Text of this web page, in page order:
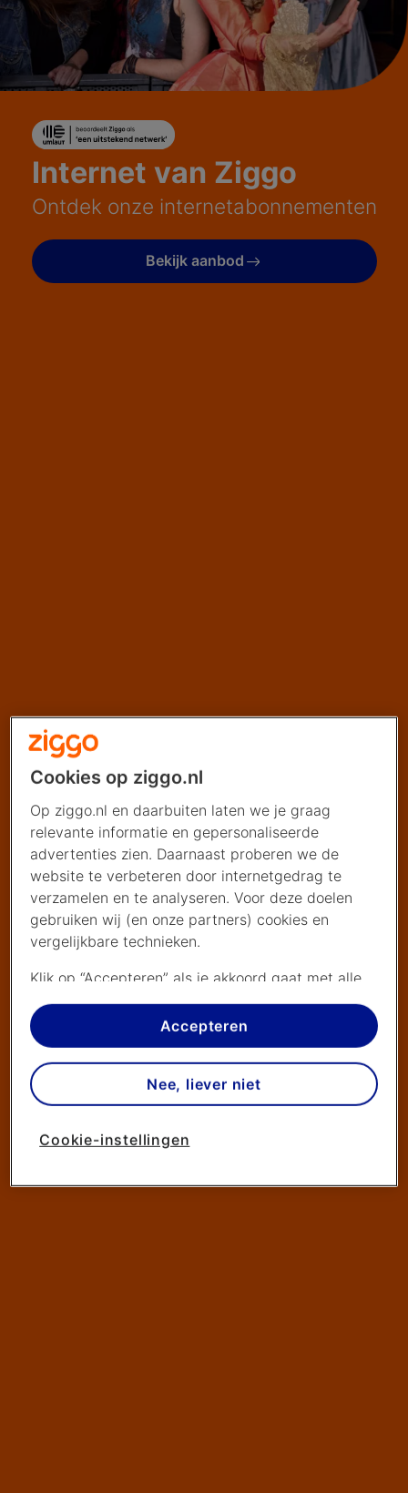
Internet van Ziggo
Ontdek onze internetabonnementen
Bekijk aanbod
Cookies op ziggo.nl
Op ziggo.nl en daarbuiten laten we je graag
relevante informatie en gepersonaliseerde
advertenties zien. Daarnaast proberen we de
website te verbeteren door internetgedrag te
verzamelen en te analyseren. Voor deze doelen
gebruiken wij (en onze partners) cookies en
vergelijkbare technieken.
Klik op “Accepteren” als je akkoord gaat met alle
cookies. Kies je voor “Nee, liever niet”, dan
plaatsen we alleen strikt noodzakelijke cookies om
de website goed te laten werken. Dat betekent
dat we geen vormen van personalisatie
toepassen.
cookies worden geplaatst. Je kan je keuze altijd
privacy beleidlees je meer over hoe we omgaan
Accepteren
Nee, liever niet
Cookie-instellingen